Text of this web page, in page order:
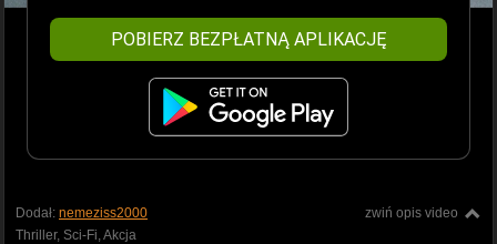
POBIERZ BEZPŁATNĄ APLIKACJĘ
zwiń opis video
Dodał: nemeziss2000
Thriller, Sci-Fi, Akcja